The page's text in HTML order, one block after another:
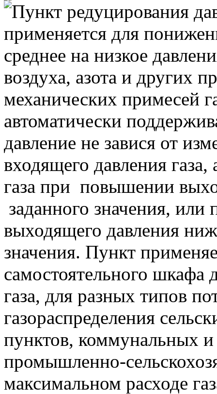
Пункт редуцирования
применяется для
среднее на низкое
воздуха, азота и других
механических примесей
автоматически
давление не завися от
входящего давления газа,
газа при повышении
заданного значения,
выходящего давления
значения. Пункт
самостоятельного шкафа
газа, для разных типов
газораспределения
пунктов, коммунальных
промышленно-
максимальном расходе